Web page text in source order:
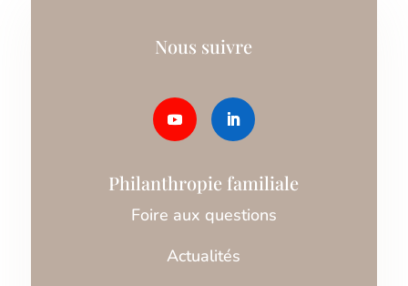
Nous suivre
Philanthropie familiale
Foire aux questions
Actualités